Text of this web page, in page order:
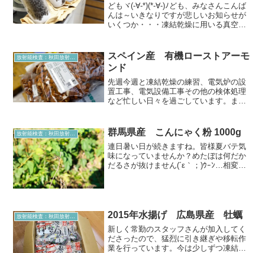
どもヾ(-∀-*)(*-∀-)ﾉども、みなさんこんば
んは～いきなりですが悲しいお知らせが
いくつか・・・凍結乾燥に用いる真空ポ
ターの音だけはなるのですが、空回りの
音だけで...
スペイン産 有機ローストアーモ
ンド
先週今週と凍結乾燥の練習、電気炉の設
置工事、電気設備工事その他の検体処理
など忙しい日々を過ごしています。まず
ですが(´Д⊂ヽ凍結乾燥終了後の水分です
がこのように氷として...
放射能検査：秋田放射能測定室より 群馬県産 こんにゃく粉 1000g
連日暑い日が続きますね。皆様夏バテ気
味になっていませんか？めたぼは何だか
だるさが抜けません(´ε｀；)ｳｰﾝ…相変わ
2015年水揚げ 広島県産 牡蠣
新しく常勤のスタッフさんが加入してく
ださったので、猛烈に引き継ぎや移転作
業を行っています。今は少しずつ凍結乾